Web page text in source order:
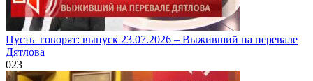
Пусть_говорят: выпуск 23.07.2026 – Выживший на перевале
Дятлова
023